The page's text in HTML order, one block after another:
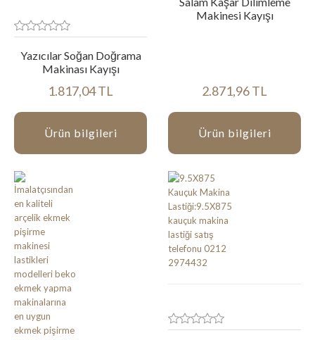
Yazıcılar Soğan Doğrama
Makinası Kayışı
1.817,04 TL
Ürün bilgileri
Makinesi Kayışı
2.871,96 TL
Ürün bilgileri